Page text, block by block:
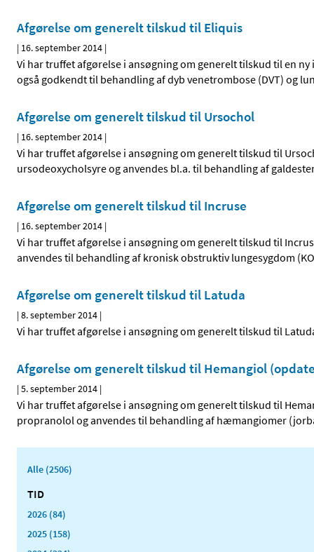
Afgørelse om generelt tilskud til Eliquis
| 16. september 2014 |
Vi har truffet afgørelse i ansøgning om generelt tilskud til en
også godkendt til behandling af dyb venetrombose (DVT) og
Afgørelse om generelt tilskud til Ursochol
| 16. september 2014 |
Vi har truffet afgørelse i ansøgning om generelt tilskud til
ursodeoxycholsyre og anvendes bl.a. til behandling af
Afgørelse om generelt tilskud til Incruse
| 16. september 2014 |
Vi har truffet afgørelse i ansøgning om generelt tilskud til
anvendes til behandling af kronisk obstruktiv lungesygdom
Afgørelse om generelt tilskud til Latuda
|8. september 2014 |
Vi har truffet afgørelse i ansøgning om generelt tilskud til
Afgørelse om generelt tilskud til Hemangiol
|5. september 2014 |
Vi har truffet afgørelse i ansøgning om generelt tilskud til
propranolol og anvendes til behandling af hæmangiomer
Alle (2506)
TID
2026 (84)
2025 (158)